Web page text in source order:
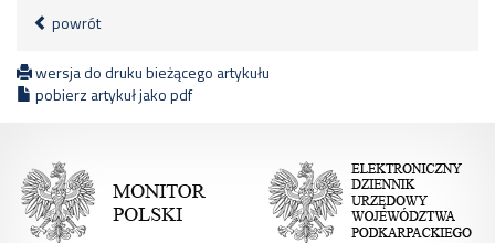
powrót
wersja do druku bieżącego artykułu
pobierz artykuł jako pdf